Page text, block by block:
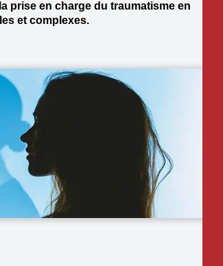
prise en charge du traumatisme en
et complexes.